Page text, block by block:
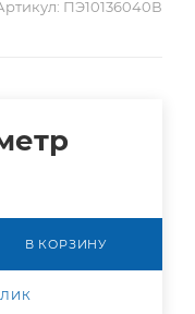
ПЭ10136040В
В КОРЗИНУ